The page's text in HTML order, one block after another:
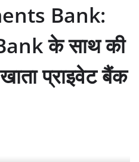
Bank:
के साथ की
प्राइवेट बैंक